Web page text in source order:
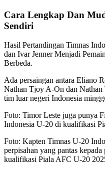
Cara Lengkap Dan
Sendiri
Hasil Pertandingan Timnas
dan Ivar Jenner Menjadi
Berbeda.
Ada persaingan antara Eliano
Nathan Tjoy A-On dan
tim luar negeri Indonesia
Foto: Timor Leste juga punya
Indonesia U-20 di kualifikasi
Foto: Kapten Timnas U-20
perpisahan yang pantas
kualifikasi Piala AFC U-20